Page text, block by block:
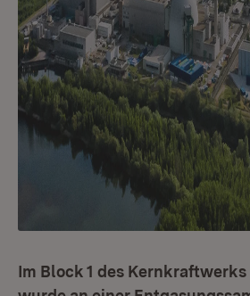
Im Block 1 des